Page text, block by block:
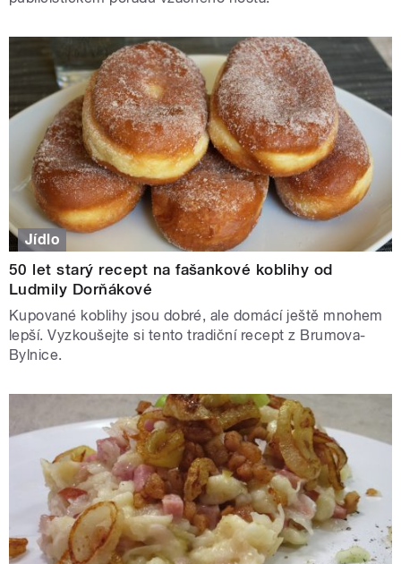
Jídlo
50 let starý recept na fašankové koblihy od
Ludmily Dorňákové
Kupované koblihy jsou dobré, ale domácí ještě mnohem
lepší. Vyzkoušejte si tento tradiční recept z Brumova-
Bylnice.